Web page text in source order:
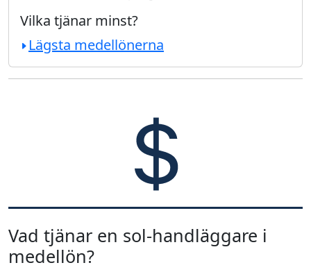
Vilka tjänar minst?
Lägsta medellönerna
Vad tjänar en sol-handläggare i
medellön?